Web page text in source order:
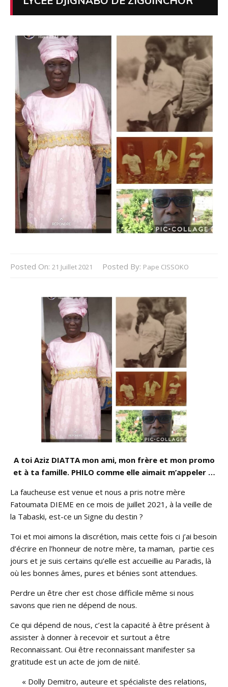
Posted On: 21 Juillet 2021 Posted By: Pape CISSOKO
A toi Aziz DIATTA mon ami, mon frère et mon promo
et à ta famille. PHILO comme elle aimait m’appeler …
La faucheuse est venue et nous a pris notre mère
Fatoumata DIEME en ce mois de juillet 2021, à la veille de
la Tabaski, est-ce un Signe du destin ?
Toi et moi aimons la discrétion, mais cette fois ci j’ai besoin
d’écrire en l’honneur de notre mère, ta maman, partie ces
jours et je suis certains qu’elle est accueillie au Paradis, là
où les bonnes âmes, pures et bénies sont attendues.
Perdre un être cher est chose difficile même si nous
savons que rien ne dépend de nous.
Ce qui dépend de nous, c’est la capacité à être présent à
assister à donner à recevoir et surtout a être
Reconnaissant. Oui être reconnaissant manifester sa
gratitude est un acte de jom de niité.
« Dolly Demitro, auteure et spécialiste des relations,